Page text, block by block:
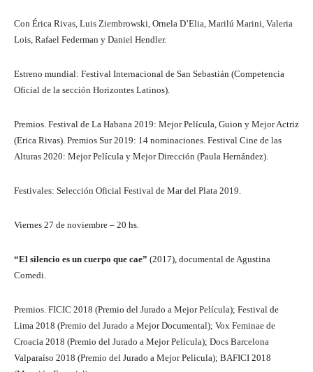
Con Érica Rivas, Luis Ziembrowski, Ornela D’Elia, Marilú Marini, Valeria
Lois, Rafael Federman y Daniel Hendler.
Estreno mundial: Festival Internacional de San Sebastián (Competencia
Oficial de la sección Horizontes Latinos).
Premios. Festival de La Habana 2019: Mejor Película, Guion y Mejor Actriz
(Erica Rivas). Premios Sur 2019: 14 nominaciones. Festival Cine de las
Alturas 2020: Mejor Película y Mejor Dirección (Paula Hernández).
Festivales: Selección Oficial Festival de Mar del Plata 2019.
Viernes 27 de noviembre – 20 hs.
“El silencio es un cuerpo que cae” (2017), documental de Agustina
Comedi.
Premios. FICIC 2018 (Premio del Jurado a Mejor Película); Festival de
Lima 2018 (Premio del Jurado a Mejor Documental); Vox Feminae de
Croacia 2018 (Premio del Jurado a Mejor Película); Docs Barcelona
Valparaíso 2018 (Premio del Jurado a Mejor Pelicula); BAFICI 2018